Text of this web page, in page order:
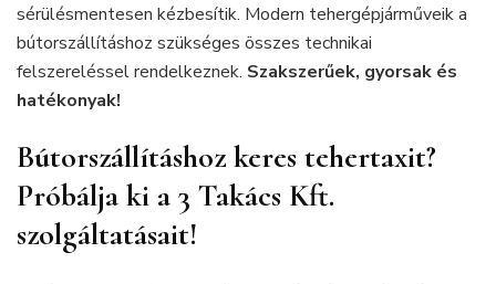
sérülésmentesen kézbesítik. Modern tehergépjárműveik a
bútorszállításhoz szükséges összes technikai
felszereléssel rendelkeznek. Szakszerűek, gyorsak és
hatékonyak!
Bútorszállításhoz keres tehertaxit?
Próbálja ki a 3 Takács Kft.
szolgáltatásait!